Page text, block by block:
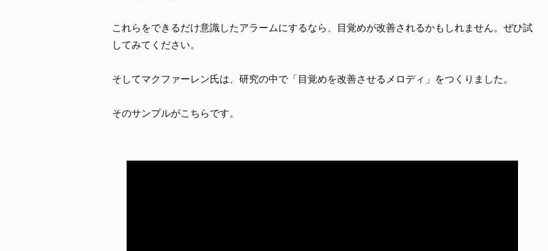
これらをできるだけ意識したアラームにするなら、目覚めが改善されるかもしれません。ぜひ試
してみてください。
そしてマクファーレン氏は、研究の中で「目覚めを改善させるメロディ」をつくりました。
そのサンプルがこちらです。